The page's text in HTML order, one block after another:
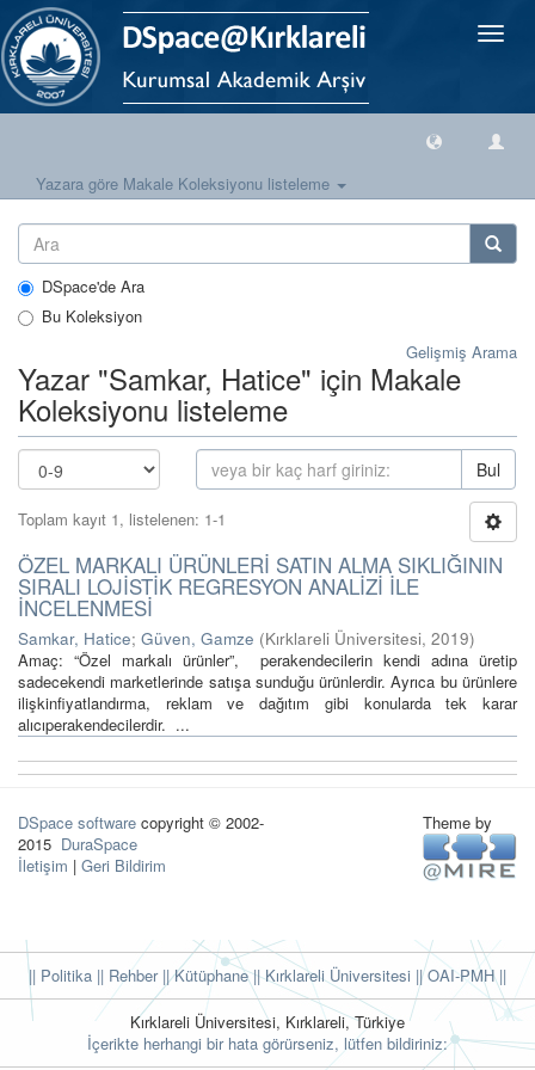
Geçiş
Yazara göre Makale Koleksiyonu listeleme
DSpace'de Ara
Bu Koleksiyon
Gelişmiş Arama
Yazar "Samkar, Hatice" için Makale
Koleksiyonu listeleme
Bul
Toplam kayıt 1, listelenen: 1-1
ÖZEL MARKALI ÜRÜNLERİ SATIN ALMA SIKLIĞININ
SIRALI LOJİSTİK REGRESYON ANALİZİ İLE
İNCELENMESİ
Samkar, Hatice; Güven, Gamze (Kırklareli Üniversitesi, 2019)
Amaç: “Özel markalı ürünler”, perakendecilerin kendi adına üretip
sadecekendi marketlerinde satışa sunduğu ürünlerdir. Ayrıca bu ürünlere
ilişkinfiyatlandırma, reklam ve dağıtım gibi konularda tek karar
alıcıperakendecilerdir. ...
DSpace software copyright © 2002-
2015 DuraSpace
İletişim | Geri Bildirim
Theme by
|| Politika || Rehber|| Kütüphane|| Kırklareli Üniversitesi ||OAI-PMH ||
Kırklareli Üniversitesi, Kırklareli, Türkiye
İçerikte herhangi bir hata görürseniz, lütfen bildiriniz: